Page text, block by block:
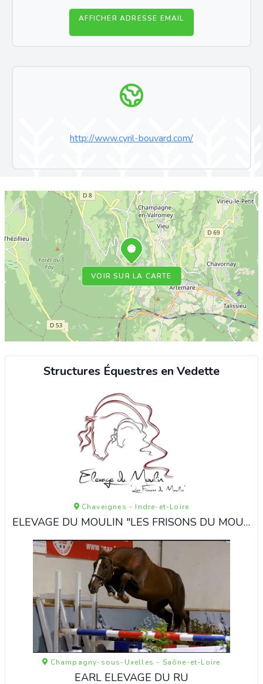
AFFICHER ADRESSE EMAIL
http://www.cyril-bouvard.com/
VOIR SUR LA CARTE
Structures Équestres en Vedette
Chaveignes - Indre-et-Loire
ELEVAGE DU MOULIN "LES FRISONS DU MOULIN"
Champagny-sous-Uxelles - Saône-et-Loire
EARL ELEVAGE DU RU